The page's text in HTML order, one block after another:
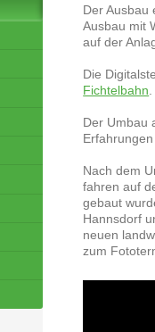
Der Ausbau
Ausbau mit
auf der
Die
Fichtelbahn
Der Umbau
Nach dem
fahren auf
gebaut
Hannsdorf
neuen
zum